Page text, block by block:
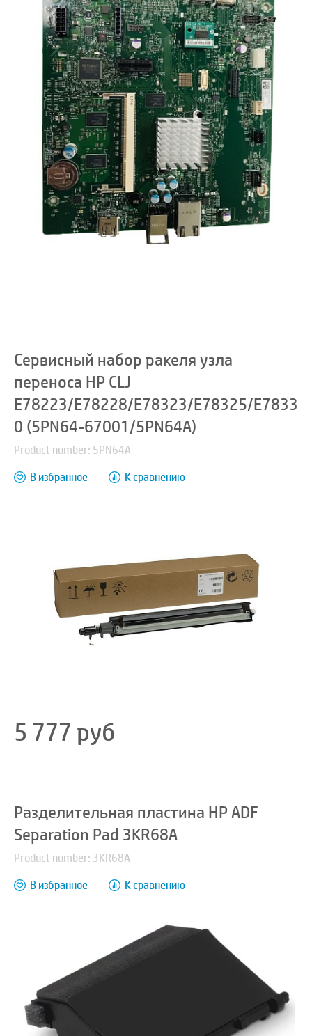
Сервисный набор ракеля узла
переноса HP CLJ
E78223/E78228/E78323/E78325/E7833
0 (5PN64-67001/5PN64A)
Product number: 5PN64A
В избранное
К сравнению
5 777 руб
Разделительная пластина HP ADF
Separation Pad 3KR68A
Product number: 3KR68A
В избранное
К сравнению